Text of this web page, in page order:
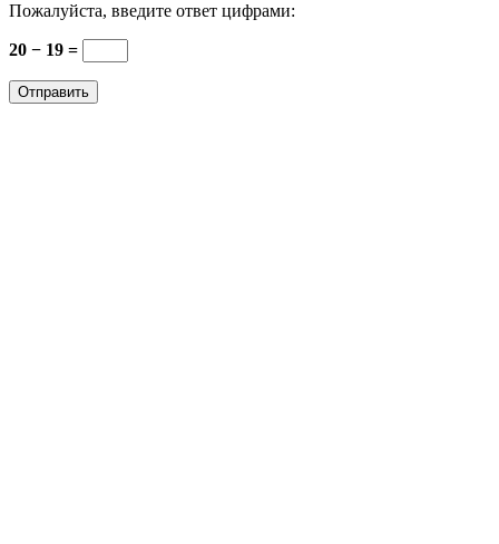
Пожалуйста, введите ответ цифрами:
20 − 19 =